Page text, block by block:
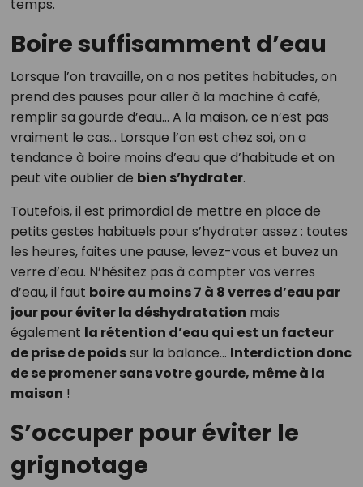
temps.
Boire suffisamment d’eau
Lorsque l’on travaille, on a nos petites habitudes, on
prend des pauses pour aller à la machine à café,
remplir sa gourde d’eau… A la maison, ce n’est pas
vraiment le cas… Lorsque l’on est chez soi, on a
tendance à boire moins d’eau que d’habitude et on
peut vite oublier de bien s’hydrater.
Toutefois, il est primordial de mettre en place de
petits gestes habituels pour s’hydrater assez : toutes
les heures, faites une pause, levez-vous et buvez un
verre d’eau. N’hésitez pas à compter vos verres
d’eau, il faut boire au moins 7 à 8 verres d’eau par
jour pour éviter la déshydratation mais
également la rétention d’eau qui est un facteur
de prise de poidssur la balance… Interdiction donc
de se promener sans votre gourde, même à la
maison !
S’occuper pour éviter le
grignotage